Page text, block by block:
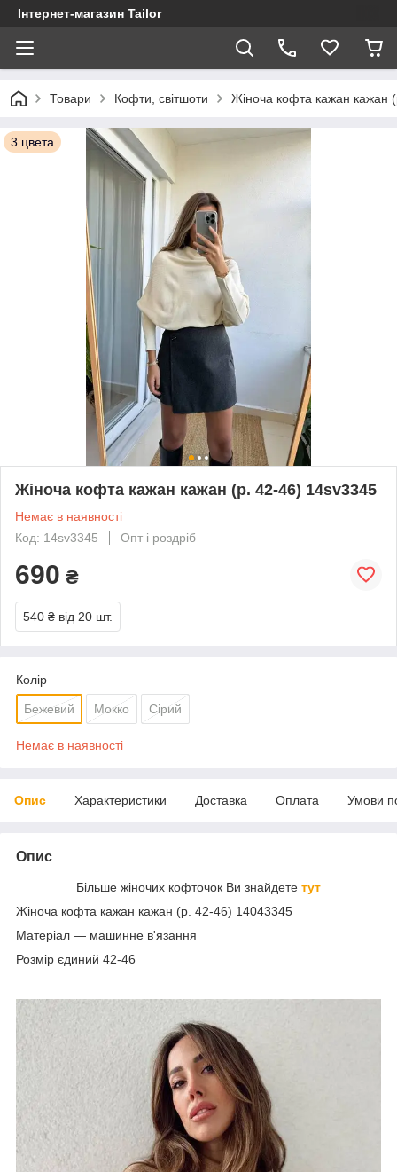
Інтернет-магазин Tailor
Товари Кофти, світшоти Жіноча кофта кажан кажан
3 цвета
Жіноча кофта кажан кажан (р. 42-46) 14sv3345
Немає в наявності
Код: 14sv3345
Опт і роздріб
690 ₴
540 ₴ від 20 шт.
Колір
Бежевий Мокко Сірий
Немає в наявності
Опис Характеристики Доставка Оплата Умови
Опис
Більше жіночих кофточок Ви знайдете тут
Жіноча кофта кажан кажан (р. 42-46) 14043345
Матеріал — машинне в'язання
Розмір єдиний 42-46